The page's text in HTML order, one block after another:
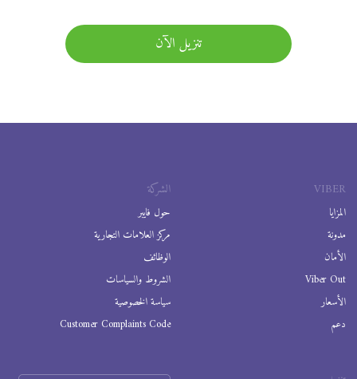
تنزيل الآن
VIBER
المزايا
مدونة
الأمان
Viber Out
الأسعار
دعم
الشركة
حول فايبر
مركز العلامات التجارية
الوظائف
الشروط والسياسات
سياسة الخصوصية
Customer Complaints Code